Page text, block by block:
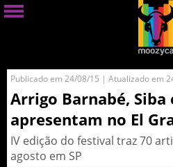
Publicado em 24/08/15 | Atualizado em
Arrigo Barnabé, Siba
apresentam no El
IV edição do festival traz 70
agosto em SP